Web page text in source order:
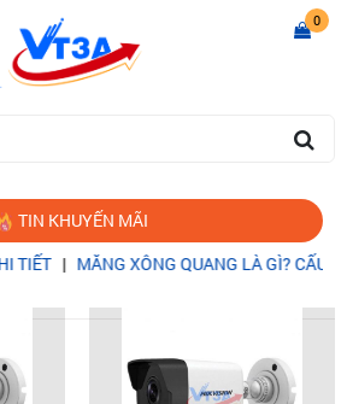
0
TIN KHUYẾN MÃI
|MĂNG XÔNG QUANG LÀ GÌ? CẤU TẠO